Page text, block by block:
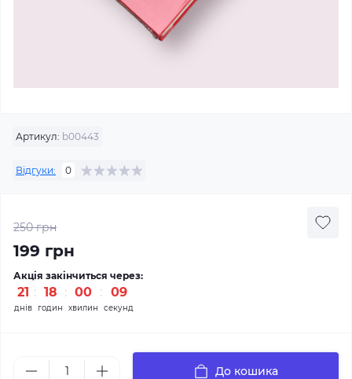
Артикул: b00443
Відгуки: 0
250 грн
199 грн
Акція закінчиться через:
21
днів
18
годин
00
хвилин
09
секунд
До кошика